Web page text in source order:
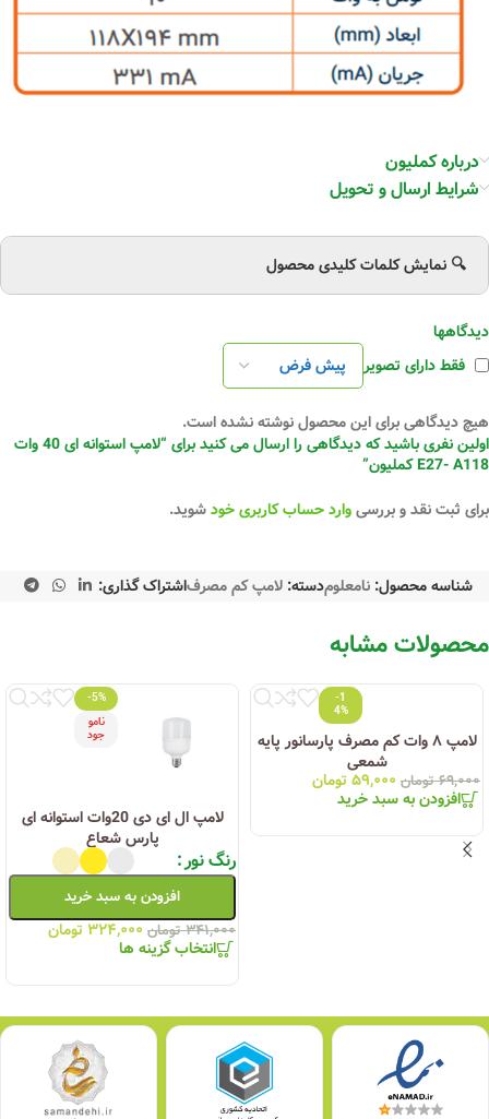
درباره کملیون
شرایط ارسال و تحویل
🔍 نمایش کلمات کلیدی محصول
دیدگاهها
فقط دارای تصویر
هیچ دیدگاهی برای این محصول نوشته نشده است.
اولین نفری باشید که دیدگاهی را ارسال می کنید برای “لامپ استوانه ای 40 وات
E27- A118 کملیون”
برای ثبت نقد و بررسیوارد حساب کاربری خودشوید.
شناسه محصول:نامعلومدسته: لامپ کم مصرفاشتراک گذاری:
محصولات مشابه
-1
4%
لامپ ۸ وات کم مصرف پارسانور پایه
شمعی
۶۹,۰۰۰ تومان ۵۹,۰۰۰تومان
افزودن به سبد خرید
-5%
نامو
جود
لامپ ال ای دی 20وات استوانه ای
پارس شعاع
رنگ نور
افزودن به سبد خرید
۳۴۱,۰۰۰ تومان ۳۲۴,۰۰۰ تومان
انتخاب گزینه ها